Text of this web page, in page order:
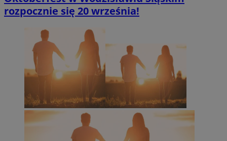
rozpocznie się 20 września!